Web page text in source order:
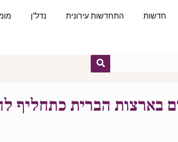
חדשות התחדשות עירונית נדל"ן
בארצות הברית כתחליף